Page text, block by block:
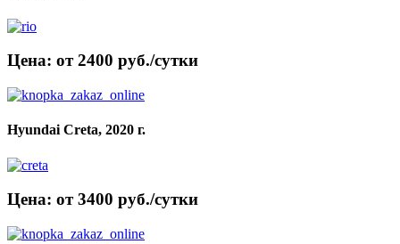
Цена: от 2400 руб./сутки
Hyundai Creta, 2020 г.
Цена: от 3400 руб./сутки